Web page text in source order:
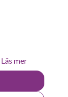
Läs mer